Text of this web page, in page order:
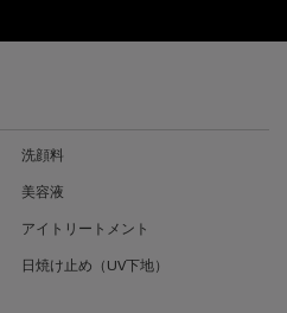
洗顔料
美容液
アイトリートメント
日焼け止め（UV下地）